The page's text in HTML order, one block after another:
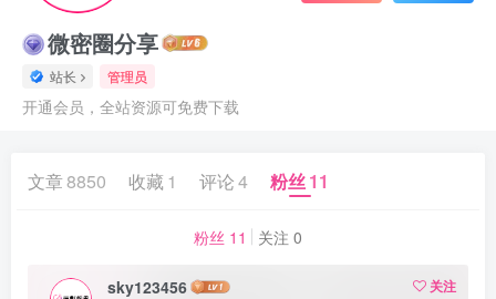
微密圈分享
站长 管理员
开通会员，全站资源可免费下载
文章8850 收藏 1 评论4 粉丝11
粉丝 11 关注 0
sky123456
关注